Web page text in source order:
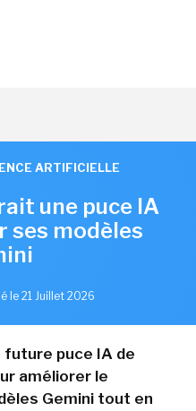
ARTIFICIELLE
une puce IA
ses modèles
le 21 Juillet 2026
future puce IA de
améliorer le
Gemini tout en